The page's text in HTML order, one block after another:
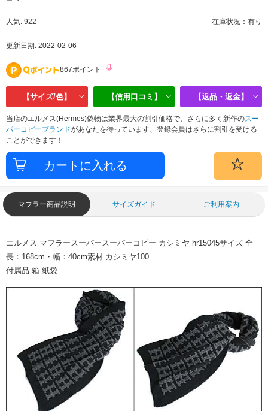
人気: 922 在庫状況：有り
更新日期: 2022-02-06
867ポイント
【サイズ/色】 【信用口コミ】 【返品・返金】
当店のエルメス(Hermes)偽物は業界最大の割引価格で、さらに多く新作のスー
パーコピーブランドがあなたを待っています、登録会員はさらに割引を受ける
ことができます！
マフラー商品説明 サイズガイド ご利用案内
エルメス マフラースーパースーパーコピー カシミヤ hr15045サイズ 全
長：168cm・幅：40cm素材 カシミヤ100
付属品 箱 紙袋